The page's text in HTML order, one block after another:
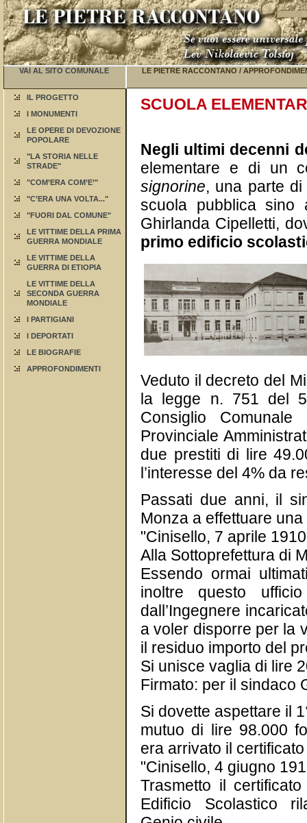
VAI AL SITO COMUNALE
IL PROGETTO
I MONUMENTI
LE OPERE DI DEVOZIONE
POPOLARE
"LA STORIA NELLE
STRADE"
"COM’ERA COM’E’"
"C’ERA UNA VOLTA..."
"FUORI DAL COMUNE"
LE VITTIME DELLA PRIMA
GUERRA MONDIALE
LE VITTIME DELLA
GUERRA DI ETIOPIA
LE VITTIME DELLA
SECONDA GUERRA
MONDIALE
I PARTIGIANI
I DEPORTATI
LE BIOGRAFIE
APPROFONDIMENTI
LE PIETRE RACCONTANO /
SCUOLA
Negli ultimi decenni
elementare e di un
signorine, una parte
scuola pubblica sino
Ghirlanda Cipelletti,
primo edificio
Veduto il decreto del
la legge n. 751 del
Consiglio
Provinciale
due prestiti di lire
l’interesse del 4% da
Passati due anni, il
Monza a effettuare
"Cinisello, 7 aprile
Alla Sottoprefettura di
Essendo ormai
inoltre questo
dall’Ingegnere
a voler disporre per la
il residuo importo del
Si unisce vaglia di lire
Firmato: per il sindaco
Si dovette aspettare il
mutuo di lire 98.000
era arrivato il
"Cinisello, 4 giugno
Trasmetto il
Edificio Scolastico